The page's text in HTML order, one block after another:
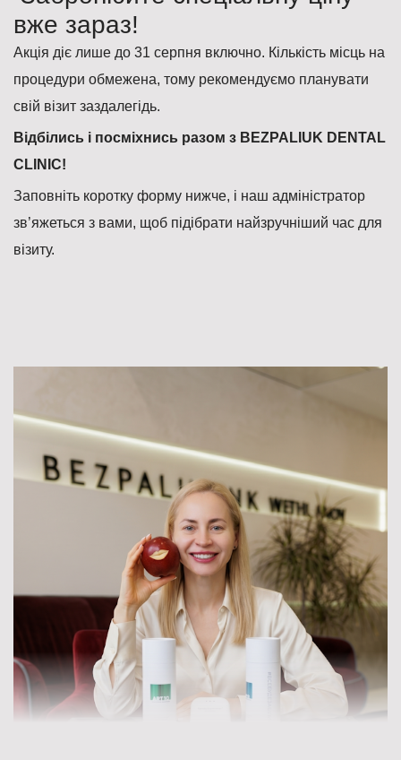
вже зараз!
Акція діє лише до 31 серпня включно. Кількість місць на
процедури обмежена, тому рекомендуємо планувати
свій візит заздалегідь.
Відбілись і посміхнись разом з BEZPALIUK DENTAL
CLINIC!
Заповніть коротку форму нижче, і наш адміністратор
зв’яжеться з вами, щоб підібрати найзручніший час для
візиту.